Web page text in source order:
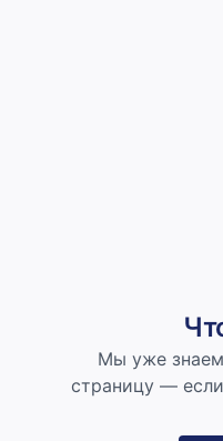
Мы уже
страницу —